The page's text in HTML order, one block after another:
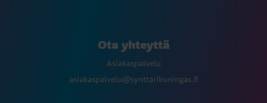
Ota yhteyttä
Asiakaspalvelu
asiakaspalvelu@synttarikuningas.fi